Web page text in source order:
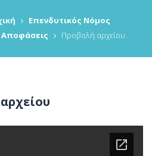
Επενδυτικός Νόμος
Αποφάσεις Προβολή αρχείου